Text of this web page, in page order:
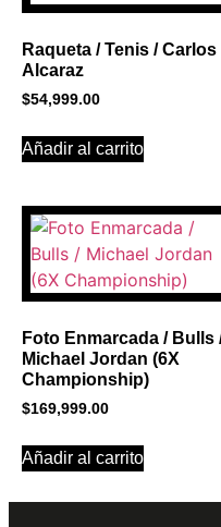
Raqueta / Tenis / Carlos
Alcaraz
$54,999.00
Añadir al carrito
Foto Enmarcada / Bulls
Michael Jordan (6X
Championship)
$169,999.00
Añadir al carrito